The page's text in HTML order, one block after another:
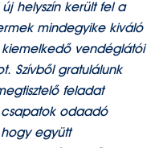
helyszín került fel a
mindegyike kiváló
kiemelkedő vendéglátói
Szívből gratulálunk
feladat
csapatok odaadó
együtt